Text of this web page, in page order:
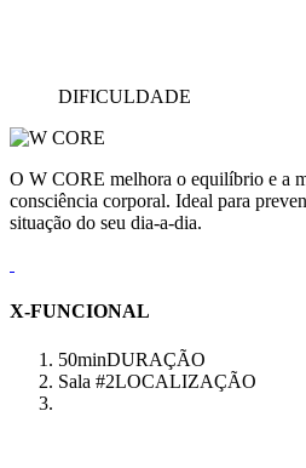
DIFICULDADE
O W CORE melhora o equilíbrio e a
consciência corporal. Ideal para
situação do seu dia-a-dia.
X-FUNCIONAL
50minDURAÇÃO
Sala #2LOCALIZAÇÃO